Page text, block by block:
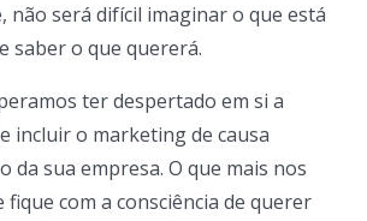
não será difícil imaginar o que está
saber o que quererá.
ter despertado em si a
incluir o marketing de causa
da sua empresa. O que mais nos
fique com a consciência de querer